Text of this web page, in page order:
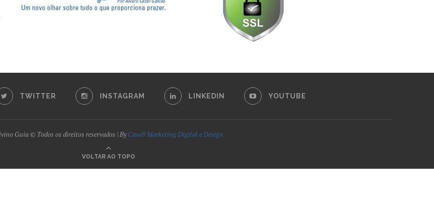
TWITTER INSTAGRAM LINKEDIN YOUTUBE
Guia © Todos os direitos reservados | ByCasa9 Marketing Digital e Design
VOLTAR AO TOPO